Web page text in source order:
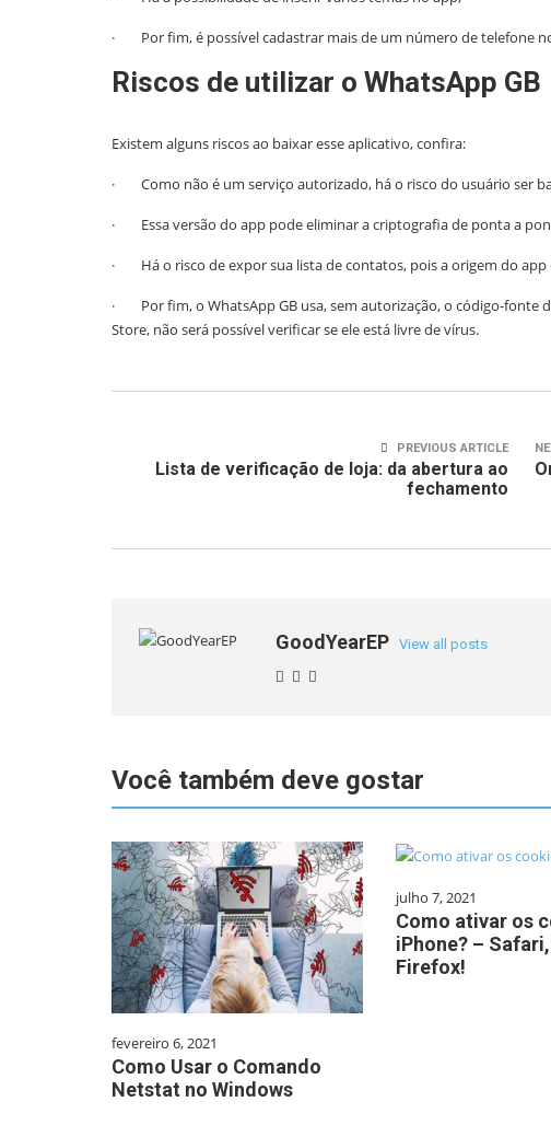
· Por fim, é possível cadastrar mais de um número de telefone
Riscos de utilizar o WhatsApp GB
Existem alguns riscos ao baixar esse aplicativo, confira:
· Como não é um serviço autorizado, há o risco do usuário ser
· Essa versão do app pode eliminar a criptografia de ponta a
· Há o risco de expor sua lista de contatos, pois a origem do app
· Por fim, o WhatsApp GB usa, sem autorização, o código-fonte
Store, não será possível verificar se ele está livre de vírus.
PREVIOUS ARTICLE
Lista de verificação de loja: da abertura ao
fechamento
GoodYearEP View all posts
Você também deve gostar
fevereiro 6, 2021
Como Usar o Comando
Netstat no Windows
julho 7, 2021
Como ativar os
iPhone? –
Firefox!